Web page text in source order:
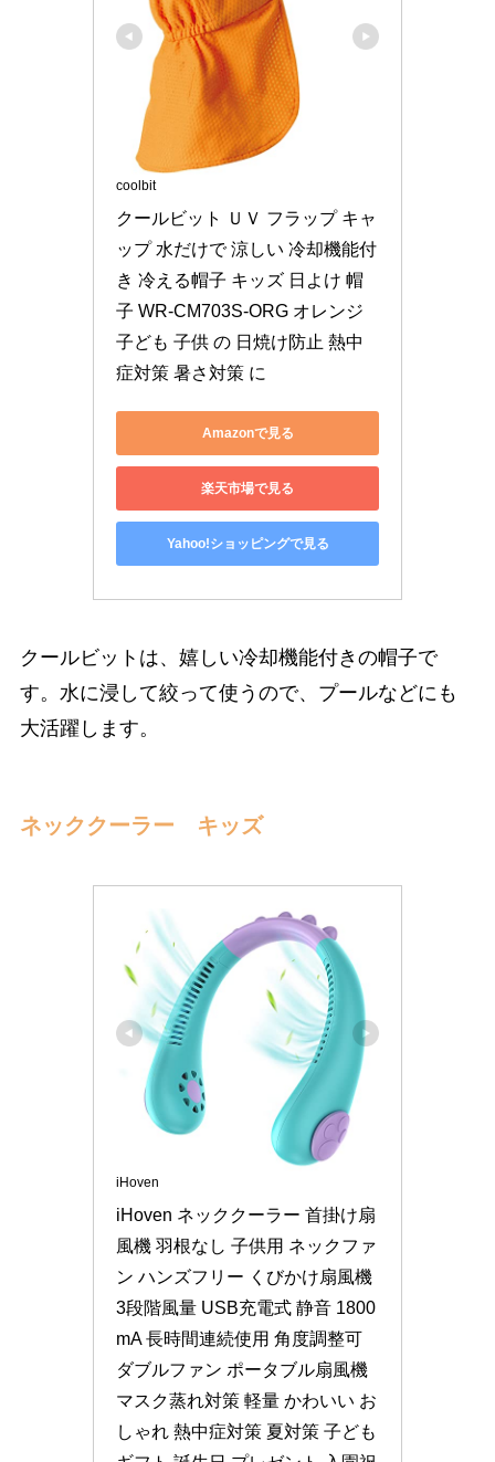
coolbit
クールビット ＵＶ フラップ キャ
ップ 水だけで 涼しい 冷却機能付
き 冷える帽子 キッズ 日よけ 帽
子 WR-CM703S-ORG オレンジ
子ども 子供 の 日焼け防止 熱中
症対策 暑さ対策 に
Amazonで見る
楽天市場で見る
Yahoo!ショッピングで見る
クールビットは、嬉しい冷却機能付きの帽子で
す。水に浸して絞って使うので、プールなどにも
大活躍します。
ネッククーラー キッズ
iHoven
iHoven ネッククーラー 首掛け扇
風機 羽根なし 子供用 ネックファ
ン ハンズフリー くびかけ扇風機
3段階風量 USB充電式 静音 1800
mA 長時間連続使用 角度調整可
ダブルファン ポータブル扇風機
マスク蒸れ対策 軽量 かわいい お
しゃれ 熱中症対策 夏対策 子ども